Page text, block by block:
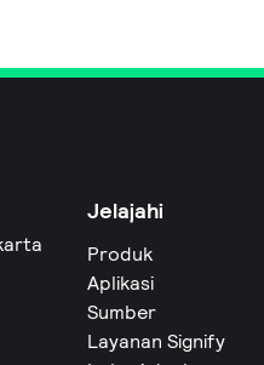
Jelajahi
Produk
Aplikasi
Sumber
Layanan Signify